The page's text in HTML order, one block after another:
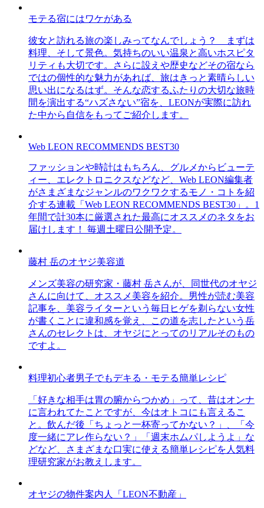
モテる宿にはワケがある
彼女と訪れる旅の楽しみってなんでしょう？ まずは
料理、そして景色。気持ちのいい温泉と高いホスピタ
リティも大切です。さらに設えや歴史などその宿なら
ではの個性的な魅力があれば、旅はきっと素晴らしい
思い出になるはず。そんな恋するふたりの大切な旅時
間を演出する“ハズさない”宿を、LEONが実際に訪れ
た中から自信をもってご紹介します。
Web LEON RECOMMENDS BEST30
ファッションや時計はもちろん、グルメからビューテ
ィー、エレクトロニクスなどなど、Web LEON編集者
がさまざまなジャンルのワクワクするモノ・コトを紹
介する連載「Web LEON RECOMMENDS BEST30」。1
年間で計30本に厳選された最高にオススメのネタをお
届けします！ 毎週土曜日公開予定。
藤村 岳のオヤジ美容道
メンズ美容の研究家・藤村 岳さんが、同世代のオヤジ
さんに向けて、オススメ美容を紹介。男性が読む美容
記事を、美容ライターという毎日ヒゲを剃らない女性
が書くことに違和感を覚え、この道を志したという岳
さんのセレクトは、オヤジにとってのリアルそのもの
ですよ。
料理初心者男子でもデキる・モテる簡単レシピ
「好きな相手は胃の腑からつかめ」って、昔はオンナ
に言われてたことですが、今はオトコにも言えるこ
と。飲んだ後「ちょっと一杯寄ってかない？」、「今
度一緒にアレ作らない？」「週末ホムパしようよ」な
どなど、さまざまな口実に使える簡単レシピを人気料
理研究家がお教えします。
オヤジの物件案内人「LEON不動産」